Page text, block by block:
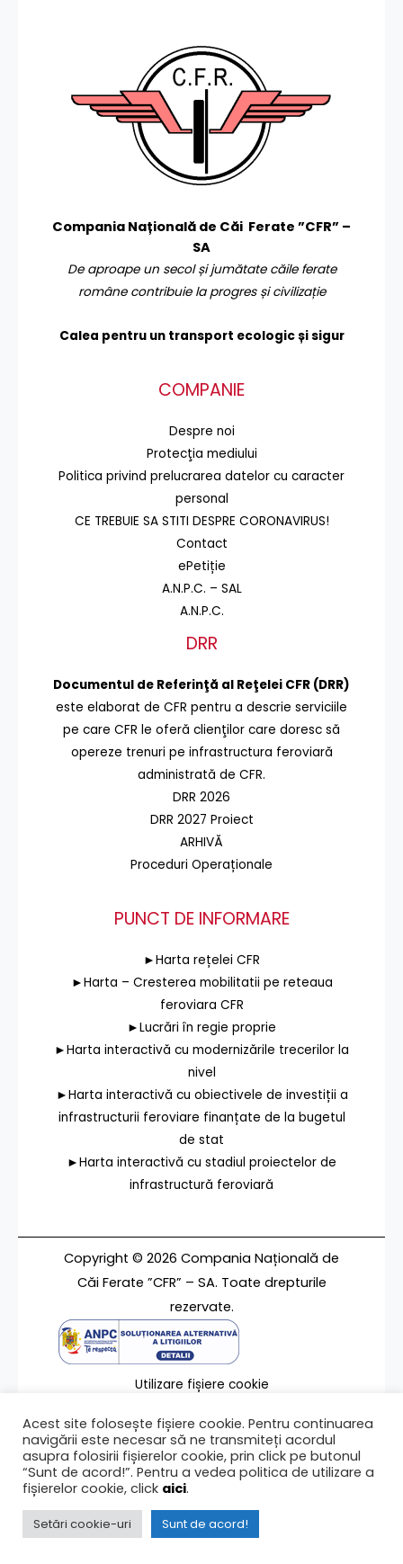
Compania Națională de Căi Ferate ”CFR” –
SA
De aproape un secol și jumătate căile ferate
române contribuie la progres și civilizație
Calea pentru un transport ecologic și sigur
COMPANIE
Despre noi
Protecţia mediului
Politica privind prelucrarea datelor cu caracter
personal
CE TREBUIE SA STITI DESPRE CORONAVIRUS!
Contact
ePetiție
A.N.P.C. – SAL
A.N.P.C.
DRR
Documentul de Referinţă al Reţelei CFR (DRR)
este elaborat de CFR pentru a descrie serviciile
pe care CFR le oferă clienţilor care doresc să
opereze trenuri pe infrastructura feroviară
administrată de CFR.
DRR 2026
DRR 2027 Proiect
ARHIVĂ
Proceduri Operaționale
PUNCT DE INFORMARE
►Harta rețelei CFR
►Harta – Cresterea mobilitatii pe reteaua
feroviara CFR
►Lucrări în regie proprie
►Harta interactivă cu modernizările trecerilor la
nivel
►Harta interactivă cu obiectivele de investiții a
infrastructurii feroviare finanțate de la bugetul
de stat
►Harta interactivă cu stadiul proiectelor de
infrastructură feroviară
Copyright © 2026 Compania Națională de
Căi Ferate ”CFR” – SA. Toate drepturile
rezervate.
Utilizare fișiere cookie
Contact
Ultima modificare a paginii 26/06/2012
Acest site folosește fișiere cookie. Pentru continuarea
navigării este necesar să ne transmiteți acordul
asupra folosirii fișierelor cookie, prin click pe butonul
“Sunt de acord!”. Pentru a vedea politica de utilizare a
fișierelor cookie, click aici.
Setări cookie-uri Sunt de acord!